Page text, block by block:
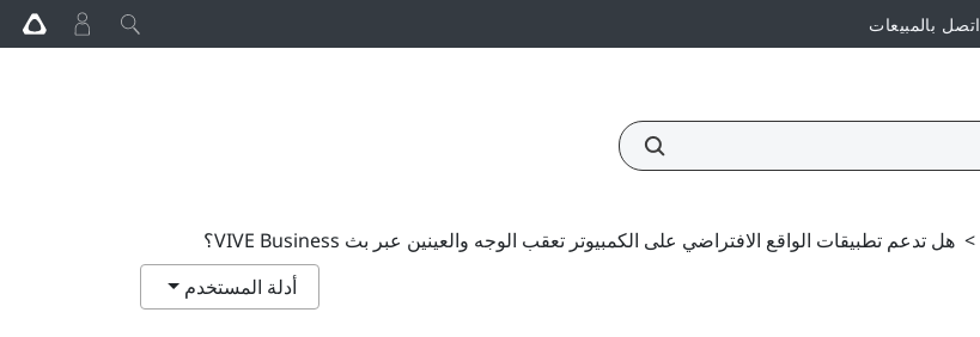
اتصل بالمبيعات
> هل تدعم تطبيقات الواقع الافتراضي على الكمبيوتر تعقب الوجه والعينين عبر بث VIVE Business؟
أدلة المستخدم